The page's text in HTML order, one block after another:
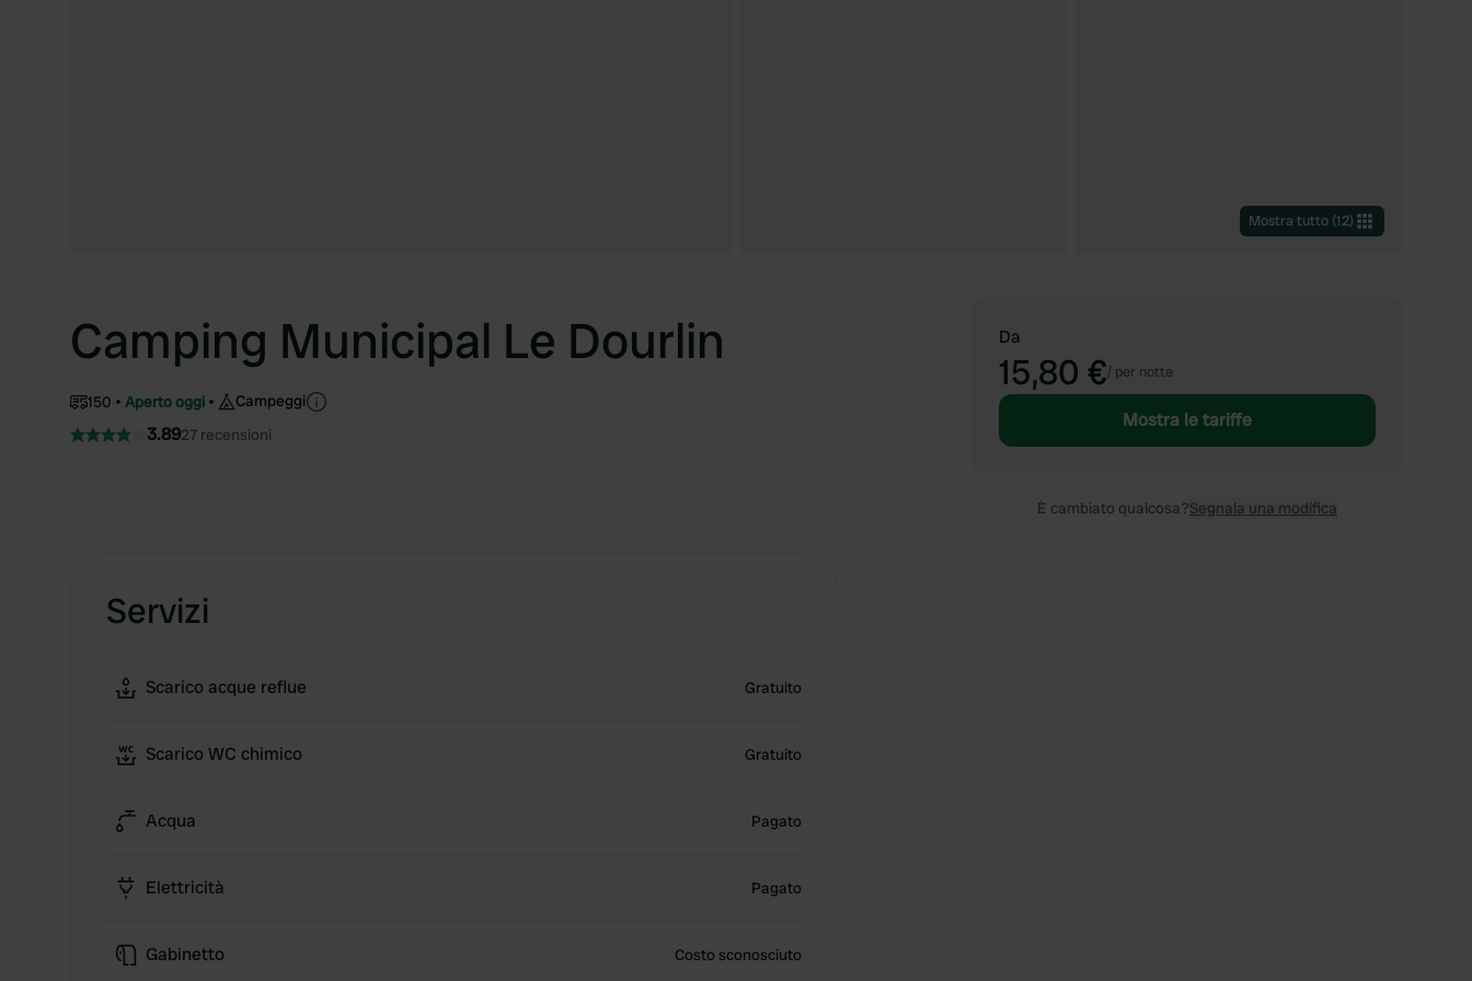
Mostra tutto (12)
Camping Municipal Le Dourlin
150 Aperto oggi Campeggi
3.8927 recensioni
Servizi
Scarico acque reflue Gratuito
Scarico WC chimico Gratuito
Acqua Pagato
Elettricità Pagato
Gabinetto Costo sconosciuto
Da
15,80 €/ per notte
Mostra le tariffe
È cambiato qualcosa?Segnala una modifica